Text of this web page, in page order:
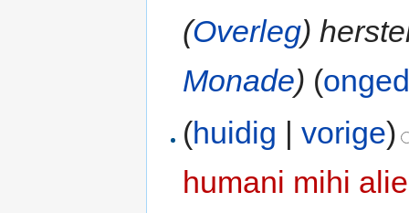
(Overleg)
Monade) (
(huidig |vorige)
humani mihi